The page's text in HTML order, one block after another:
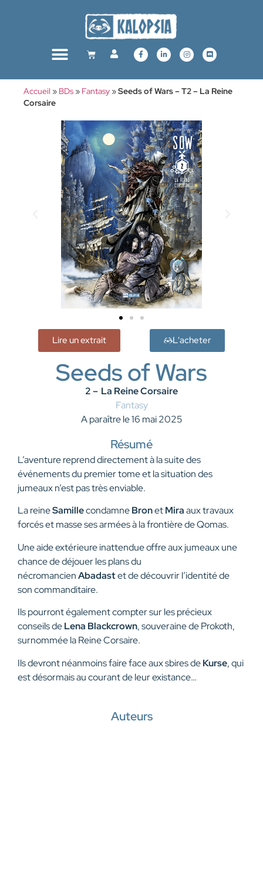
Accueil » BDs » Fantasy »Seeds of Wars – T2 – La Reine
Corsaire
Lire un extrait L'acheter
Seeds of Wars
2 – La Reine Corsaire
Fantasy
A paraître le 16 mai 2025
Résumé
L’aventure reprend directement à la suite des
événements du premier tome et la situation des
jumeaux n’est pas très enviable.
La reineSamillecondamneBronetMiraaux travaux
forcés et masse ses armées à la frontière de Qomas.
Une aide extérieure inattendue offre aux jumeaux une
chance de déjouer les plans du
nécromancienAbadastet de découvrir l’identité de
son commanditaire.
Ils pourront également compter sur les précieux
conseils deLena Blackcrown, souveraine de Prokoth,
surnommée la Reine Corsaire.
Ils devront néanmoins faire face aux sbires deKurse, qui
est désormais au courant de leur existance…
Auteurs